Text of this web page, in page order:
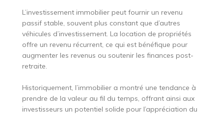
L’investissement immobilier peut fournir un revenu
passif stable, souvent plus constant que d’autres
véhicules d’investissement. La location de propriétés
offre un revenu récurrent, ce qui est bénéfique pour
augmenter les revenus ou soutenir les finances post-
retraite.
Historiquement, l’immobilier a montré une tendance à
prendre de la valeur au fil du temps, offrant ainsi aux
investisseurs un potentiel solide pour l’appréciation du